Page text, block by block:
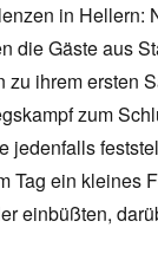
in Hellern:
die Gäste aus
zu ihrem ersten
zum
jedenfalls
Tag ein kleines
einbüßten,
Kalamitäten“